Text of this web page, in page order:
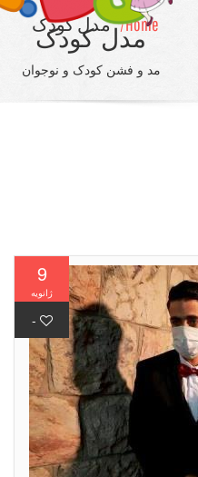
مدل کودک
مد و فشن کودک و نوجوان
مدل کودک
9
ژانویه
-